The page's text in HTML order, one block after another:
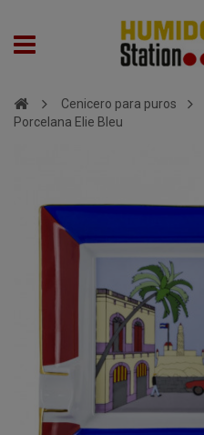
Cenicero para puros
Porcelana Elie Bleu